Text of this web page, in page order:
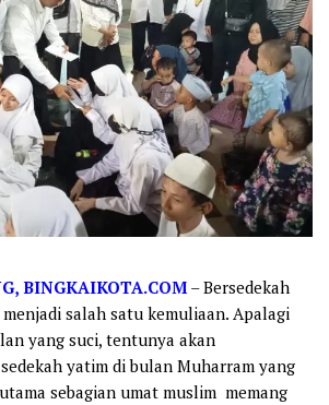
BINGKAIKOTA.COM– Bersedekah
salah satu kemuliaan. Apalagi
yang suci, tentunya akan
yatim di bulan Muharram yang
sebagian umat muslim memang